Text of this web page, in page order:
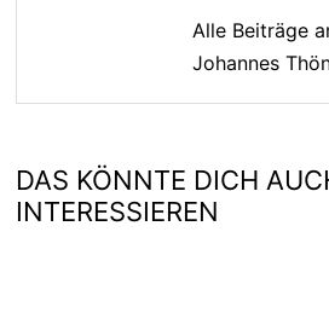
Alle Beiträge
Johannes
DAS KÖNNTE DICH
INTERESSIEREN